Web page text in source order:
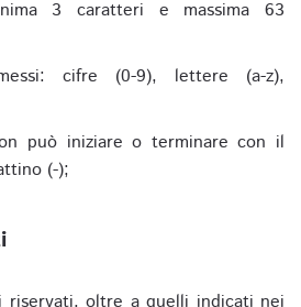
3 caratteri e massima 63
cifre (0-9), lettere (a-z),
può iniziare o terminare con il
(-);